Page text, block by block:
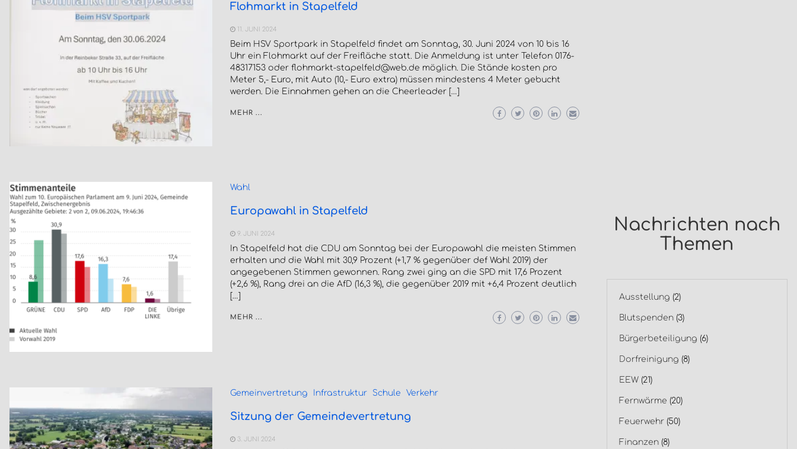
Flohmarkt in Stapelfeld
11. JUNI 2024
Beim HSV Sportpark in Stapelfeld findet am Sonntag, 30. Juni 2024 von 10 bis 16
Uhr ein Flohmarkt auf der Freifläche statt. Die Anmeldung ist unter Telefon 0176-
48317153 oder flohmarkt-stapelfeld@web.de möglich. Die Stände kosten pro
Meter 5,- Euro, mit Auto (10,- Euro extra) müssen mindestens 4 Meter gebucht
werden. Die Einnahmen gehen an die Cheerleader […]
MEHR ...
Wahl
Europawahl in Stapelfeld
9. JUNI 2024
In Stapelfeld hat die CDU am Sonntag bei der Europawahl die meisten Stimmen
erhalten und die Wahl mit 30,9 Prozent (+1,7 % gegenüber def Wahl 2019) der
angegebenen Stimmen gewonnen. Rang zwei ging an die SPD mit 17,6 Prozent
(+2,6 %), Rang drei an die AfD (16,3 %), die gegenüber 2019 mit +6,4 Prozent deutlich
[…]
MEHR ...
Gemeinvertretung Infrastruktur Schule Verkehr
Sitzung der Gemeindevertretung
3. JUNI 2024
Nachrichten nach
Themen
Ausstellung (2)
Blutspenden(3)
Bürgerbeteiligung (6)
Dorfreinigung (8)
EEW(21)
Fernwärme (20)
Feuerwehr(50)
Finanzen(8)